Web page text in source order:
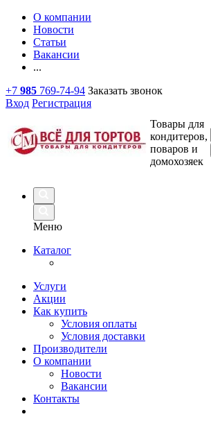
О компании
Новости
Статьи
Вакансии
...
+7 985 769-74-94 Заказать звонок
Вход Регистрация
Товары для
кондитеров,
поваров и
домохозяек
Меню
Каталог
Услуги
Акции
Как купить
Условия оплаты
Условия доставки
Производители
О компании
Новости
Вакансии
Контакты